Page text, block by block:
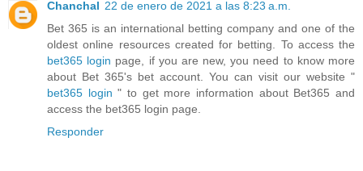
Chanchal 22 de enero de 2021 a las 8:23 a.m.
Bet 365 is an international betting company and one of the
oldest online resources created for betting. To access the
bet365 login page, if you are new, you need to know more
about Bet 365's bet account. You can visit our website "
bet365 login " to get more information about Bet365 and
access the bet365 login page.
Responder